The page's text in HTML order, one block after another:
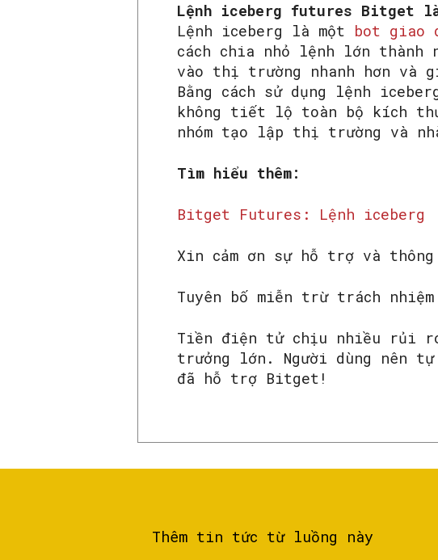
Lệnh iceberg futures Bitget
Lệnh iceberg là một bot giao
cách chia nhỏ lệnh lớn thành
vào thị trường nhanh hơn và
Bằng cách sử dụng lệnh
không tiết lộ toàn bộ kích
nhóm tạo lập thị trường và
Tìm hiểu thêm:
Bitget Futures: Lệnh iceberg
Xin cảm ơn sự hỗ trợ và thông
Tuyên bố miễn trừ trách nhiệm
Tiền điện tử chịu nhiều rủi
trưởng lớn. Người dùng nên
đã hỗ trợ Bitget!
Thêm tin tức từ luồng này